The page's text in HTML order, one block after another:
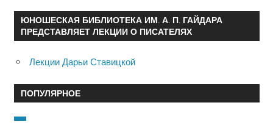
ЮНОШЕСКАЯ БИБЛИОТЕКА ИМ. А. П. ГАЙДАРА
ПРЕДСТАВЛЯЕТ ЛЕКЦИИ О ПИСАТЕЛЯХ
Лекции Дарьи Ставицкой
ПОПУЛЯРНОЕ